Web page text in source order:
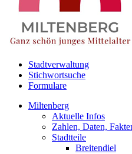
Stadtverwaltung
Stichwortsuche
Formulare
Miltenberg
Aktuelle Infos
Zahlen, Daten,
Stadtteile
Breitendiel